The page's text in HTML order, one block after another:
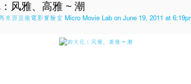
风雅、高雅 ~ 潮
來西亞微電影實驗室 Micro Movie Lab on June 19, 2011 at